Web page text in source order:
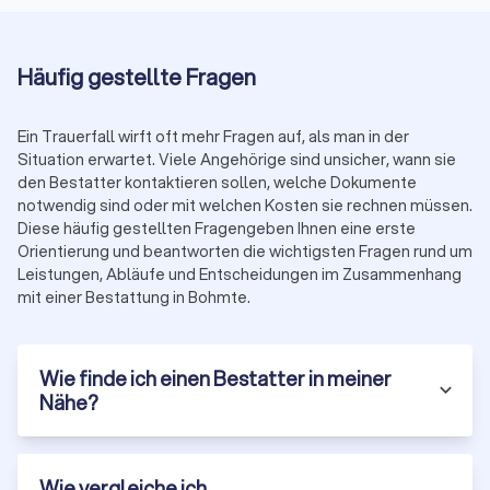
Die Kosten einer Bestattung hängen stark von der Art der
Grundsätzlich gilt:
Einfache Urnenbestattung
ab ca.
3.000 €
Klassische Erdbestattung mit
Trauerfeier
ab ca.
5.000 €
Zu den typischen Bestandteilen gehören:
Sarg oder Urne
Friedhofsgebühren
Trauerfeier (Dekoration, Musik, Redner)
Häufig gestellte Fragen
Ein Trauerfall wirft oft mehr Fragen auf, als man in der
Situation erwartet. Viele Angehörige sind unsicher, wann sie
den Bestatter kontaktieren sollen, welche Dokumente
notwendig sind oder mit welchen Kosten sie rechnen müssen.
Diese häufig gestellten Fragengeben Ihnen eine erste
Orientierung und beantworten die wichtigsten Fragen rund um
Leistungen, Abläufe und Entscheidungen im Zusammenhang
mit einer Bestattung in Bohmte.
Wie finde ich einen Bestatter in meiner
Nähe?